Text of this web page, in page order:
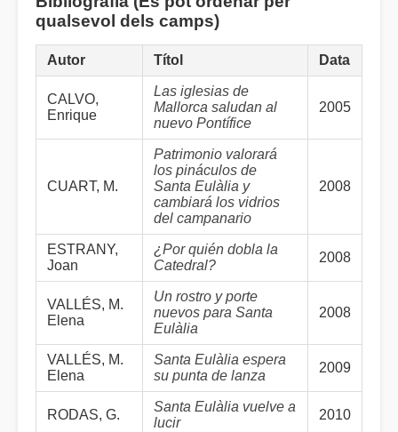
qualsevol dels camps)
Autor Títol Data
CALVO,
Enrique
Las iglesias de
Mallorca saludan al
nuevo Pontífice
2005
CUART, M.
Patrimonio valorará
los pináculos de
Santa Eulàlia y
cambiará los vidrios
del campanario
2008
ESTRANY,
Joan
¿Por quién dobla la
Catedral?
2008
VALLÉS, M.
Elena
Un rostro y porte
nuevos para Santa
Eulàlia
2008
VALLÉS, M.
Elena
Santa Eulàlia espera
su punta de lanza
2009
RODAS, G.
Santa Eulàlia vuelve a
lucir
2010